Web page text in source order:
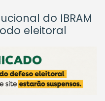
do IBRAM
eleitoral